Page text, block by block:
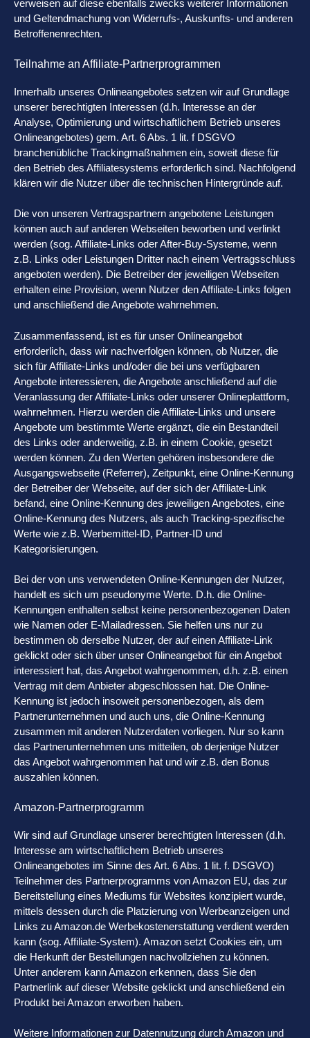
verweisen auf diese ebenfalls zwecks weiterer Informationen
und Geltendmachung von Widerrufs-, Auskunfts- und anderen
Betroffenenrechten.
Teilnahme an Affiliate-Partnerprogrammen
Innerhalb unseres Onlineangebotes setzen wir auf Grundlage
unserer berechtigten Interessen (d.h. Interesse an der
Analyse, Optimierung und wirtschaftlichem Betrieb unseres
Onlineangebotes) gem. Art. 6 Abs. 1 lit. f DSGVO
branchenübliche Trackingmaßnahmen ein, soweit diese für
den Betrieb des Affiliatesystems erforderlich sind. Nachfolgend
klären wir die Nutzer über die technischen Hintergründe auf.
Die von unseren Vertragspartnern angebotene Leistungen
können auch auf anderen Webseiten beworben und verlinkt
werden (sog. Affiliate-Links oder After-Buy-Systeme, wenn
z.B. Links oder Leistungen Dritter nach einem Vertragsschluss
angeboten werden). Die Betreiber der jeweiligen Webseiten
erhalten eine Provision, wenn Nutzer den Affiliate-Links folgen
und anschließend die Angebote wahrnehmen.
Zusammenfassend, ist es für unser Onlineangebot
erforderlich, dass wir nachverfolgen können, ob Nutzer, die
sich für Affiliate-Links und/oder die bei uns verfügbaren
Angebote interessieren, die Angebote anschließend auf die
Veranlassung der Affiliate-Links oder unserer Onlineplattform,
wahrnehmen. Hierzu werden die Affiliate-Links und unsere
Angebote um bestimmte Werte ergänzt, die ein Bestandteil
des Links oder anderweitig, z.B. in einem Cookie, gesetzt
werden können. Zu den Werten gehören insbesondere die
Ausgangswebseite (Referrer), Zeitpunkt, eine Online-Kennung
der Betreiber der Webseite, auf der sich der Affiliate-Link
befand, eine Online-Kennung des jeweiligen Angebotes, eine
Online-Kennung des Nutzers, als auch Tracking-spezifische
Werte wie z.B. Werbemittel-ID, Partner-ID und
Kategorisierungen.
Bei der von uns verwendeten Online-Kennungen der Nutzer,
handelt es sich um pseudonyme Werte. D.h. die Online-
Kennungen enthalten selbst keine personenbezogenen Daten
wie Namen oder E-Mailadressen. Sie helfen uns nur zu
bestimmen ob derselbe Nutzer, der auf einen Affiliate-Link
geklickt oder sich über unser Onlineangebot für ein Angebot
interessiert hat, das Angebot wahrgenommen, d.h. z.B. einen
Vertrag mit dem Anbieter abgeschlossen hat. Die Online-
Kennung ist jedoch insoweit personenbezogen, als dem
Partnerunternehmen und auch uns, die Online-Kennung
zusammen mit anderen Nutzerdaten vorliegen. Nur so kann
das Partnerunternehmen uns mitteilen, ob derjenige Nutzer
das Angebot wahrgenommen hat und wir z.B. den Bonus
auszahlen können.
Amazon-Partnerprogramm
Wir sind auf Grundlage unserer berechtigten Interessen (d.h.
Interesse am wirtschaftlichem Betrieb unseres
Onlineangebotes im Sinne des Art. 6 Abs. 1 lit. f. DSGVO)
Teilnehmer des Partnerprogramms von Amazon EU, das zur
Bereitstellung eines Mediums für Websites konzipiert wurde,
mittels dessen durch die Platzierung von Werbeanzeigen und
Links zu Amazon.de Werbekostenerstattung verdient werden
kann (sog. Affiliate-System). Amazon setzt Cookies ein, um
die Herkunft der Bestellungen nachvollziehen zu können.
Unter anderem kann Amazon erkennen, dass Sie den
Partnerlink auf dieser Website geklickt und anschließend ein
Produkt bei Amazon erworben haben.
Weitere Informationen zur Datennutzung durch Amazon und